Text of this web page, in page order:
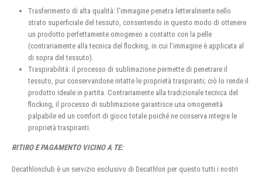
Trasferimento di alta qualità: l’immagine penetra letteralmente nello
strato superficiale del tessuto, consentendo in questo modo di ottenere
un prodotto perfettamente omogeneo a contatto con la pelle
(contrariamente alla tecnica del flocking, in cui l’immagine è applicata al
di sopra del tessuto).
Traspirabilità: il processo di sublimazione permette di penetrare il
tessuto, pur conservandone intatte le proprietà traspiranti; ciò lo rende il
prodotto ideale in partita. Contrariamente alla tradizionale tecnica del
flocking, il processo di sublimazione garantisce una omogeneità
palpabile ed un comfort di gioco totale poiché ne conserva integre le
proprietà traspiranti.
RITIRO E PAGAMENTO VICINO A TE:
Decathlonclub è un servizio esclusivo di Decathlon per questo tutti i nostri